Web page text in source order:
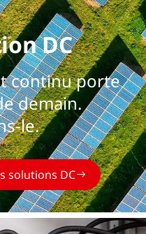
DC
continu porte
demain.
le.
solutions DC